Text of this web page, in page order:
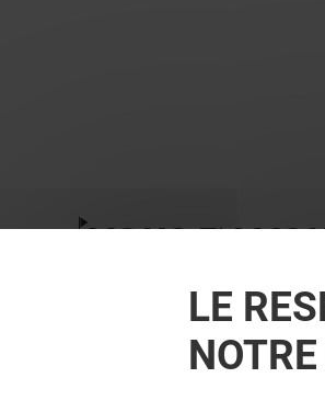
VOUS EN
LE